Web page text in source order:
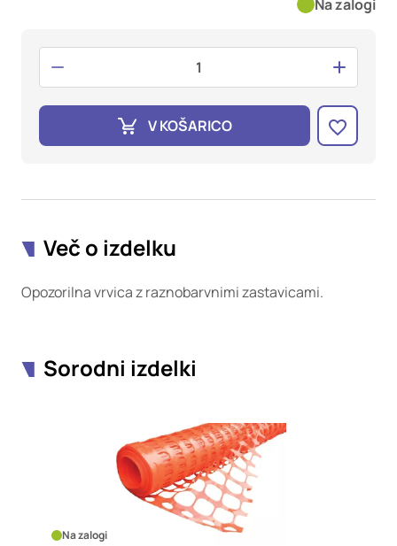
Na zalogi
V KOŠARICO
Več o izdelku
Opozorilna vrvica z raznobarvnimi zastavicami.
Sorodni izdelki
Na zalogi
edinstveno prepoznavanje vašega brskalnika in naprave. Če
zavrnete uporabo teh piškotkov, ne boste deležni našega